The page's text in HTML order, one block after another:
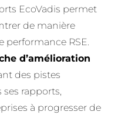
EcoVadis permet
de manière
performance RSE.
d’amélioration
des pistes
ses rapports,
à progresser de